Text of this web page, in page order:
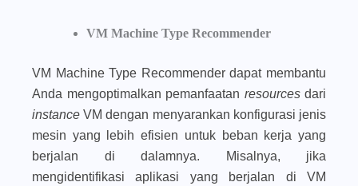
VM Machine Type Recommender
VM Machine Type Recommender dapat membantu
Anda mengoptimalkan pemanfaatan resourcesdari
instance VM dengan menyarankan konfigurasi jenis
mesin yang lebih efisien untuk beban kerja yang
berjalan di dalamnya. Misalnya, jika
mengidentifikasi aplikasi yang berjalan di VM